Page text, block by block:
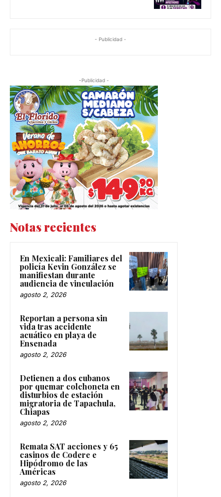
- Publicidad -
-Publicidad -
Notas recientes
En Mexicali: Familiares del
policía Kevin González se
manifiestan durante
audiencia de vinculación
agosto 2, 2026
Reportan a persona sin
vida tras accidente
acuático en playa de
Ensenada
agosto 2, 2026
Detienen a dos cubanos
por quemar colchoneta en
disturbios de estación
migratoria de Tapachula,
Chiapas
agosto 2, 2026
Remata SAT acciones y 65
casinos de Codere e
Hipódromo de las
Américas
agosto 2, 2026